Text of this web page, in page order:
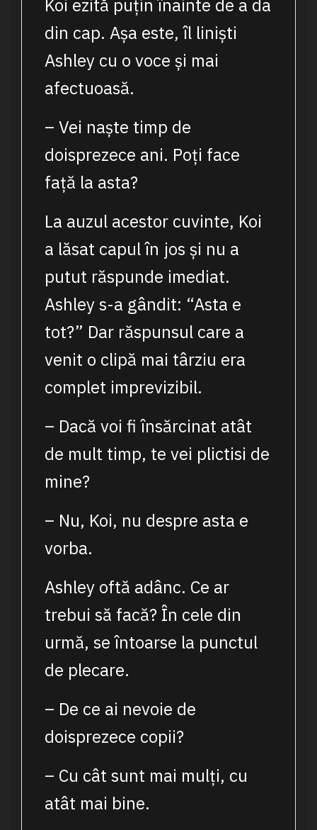
Koi ezită puțin înainte de a da
din cap. Așa este, îl liniști
Ashley cu o voce și mai
afectuoasă.
– Vei naște timp de
doisprezece ani. Poți face
față la asta?
La auzul acestor cuvinte, Koi
a lăsat capul în jos și nu a
putut răspunde imediat.
Ashley s-a gândit: “Asta e
tot?” Dar răspunsul care a
venit o clipă mai târziu era
complet imprevizibil.
– Dacă voi fi însărcinat atât
de mult timp, te vei plictisi de
mine?
– Nu, Koi, nu despre asta e
vorba.
Ashley oftă adânc. Ce ar
trebui să facă? În cele din
urmă, se întoarse la punctul
de plecare.
– De ce ai nevoie de
doisprezece copii?
– Cu cât sunt mai mulți, cu
atât mai bine.